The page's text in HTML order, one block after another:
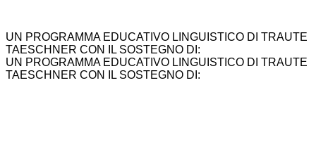
UN PROGRAMMA EDUCATIVO LINGUISTICO DI TRAUTE
TAESCHNER CON IL SOSTEGNO DI:
UN PROGRAMMA EDUCATIVO LINGUISTICO DI TRAUTE
TAESCHNER CON IL SOSTEGNO DI: